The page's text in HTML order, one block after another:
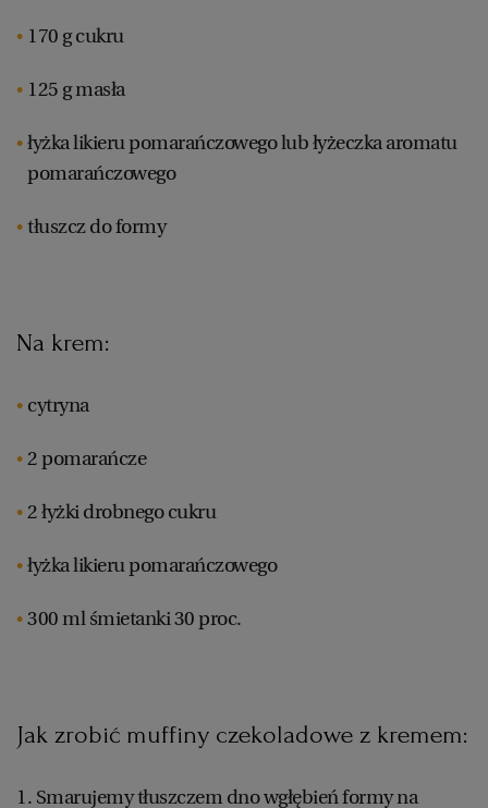
170 g cukru
125 g masła
łyżka likieru pomarańczowego lub łyżeczka aromatu
pomarańczowego
tłuszcz do formy
Na krem:
cytryna
2 pomarańcze
2 łyżki drobnego cukru
łyżka likieru pomarańczowego
300 ml śmietanki 30 proc.
Jak zrobić muffiny czekoladowe z kremem:
1. Smarujemy tłuszczem dno wgłębień formy na